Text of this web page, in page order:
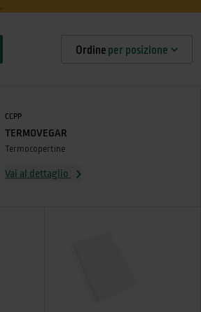
Ordine per posizione
CCPP
TERMOVEGAR
Termocopertine
Vai al dettaglio